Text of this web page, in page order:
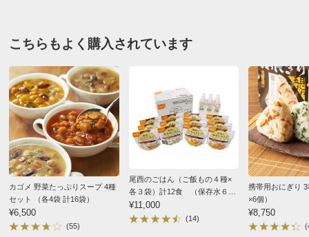
■アレルギー表示対象品目： 小麦・豚肉・大豆・さば・ご
■賞味期間：常温3年
※賞味期間は製造年月日よりおいしく召し上がれる期間で
す。できるだけ早くお届けするようにいたしますが、商品
到着後に日持ちする日数ではありません。なお弊社では賞
味期間の残り日数が3分の2以上のものを出荷させていただ
きます。予めご了承ください。
■原料原産地：豚汁…豚肉（国産、カナダ）、けんちん
汁…大根（国産）
■製造加工：日本
とても美味しかったです。減塩タイプと感じました。長
期保存なので助かります。
2025/03/28
東京都
3度目の購入です。
災害時でなく普通に一品足りない時などお鍋で温めて卵
を入れたり、けんちん汁に少しお味噌を加えたりして利
用しています。
こちらもよく購入されています
カゴメ 野菜たっぷりスープ 4種
セット （各4袋 計16袋）
¥6,500
(55)
尾西のごはん（ご飯もの４種×
各３袋）計12食 （保存水６本
付）
¥11,000
(14)
携帯用おにぎり
×6個）
¥8,750